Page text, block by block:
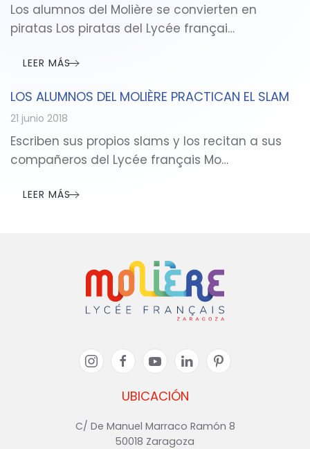
Los alumnos del Molière se convierten en
piratas Los piratas del Lycée françai…
LEER MÁS
LOS ALUMNOS DEL MOLIÈRE PRACTICAN EL SLAM
21 junio 2018
Escriben sus propios slams y los recitan a sus
compañeros del Lycée français Mo…
LEER MÁS
UBICACIÓN
C/ De Manuel Marraco Ramón 8
50018 Zaragoza